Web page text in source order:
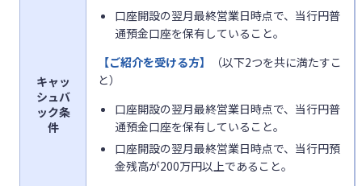
キャッ
シュバ
ック条
件
口座開設の翌月最終営業日時点で、当行円普
通預金口座を保有していること。
【ご紹介を受ける方】
（以下2つを共に満たすこ
と）
口座開設の翌月最終営業日時点で、当行円普
通預金口座を保有していること。
口座開設の翌月最終営業日時点で、当行円預
金残高が200万円以上であること。